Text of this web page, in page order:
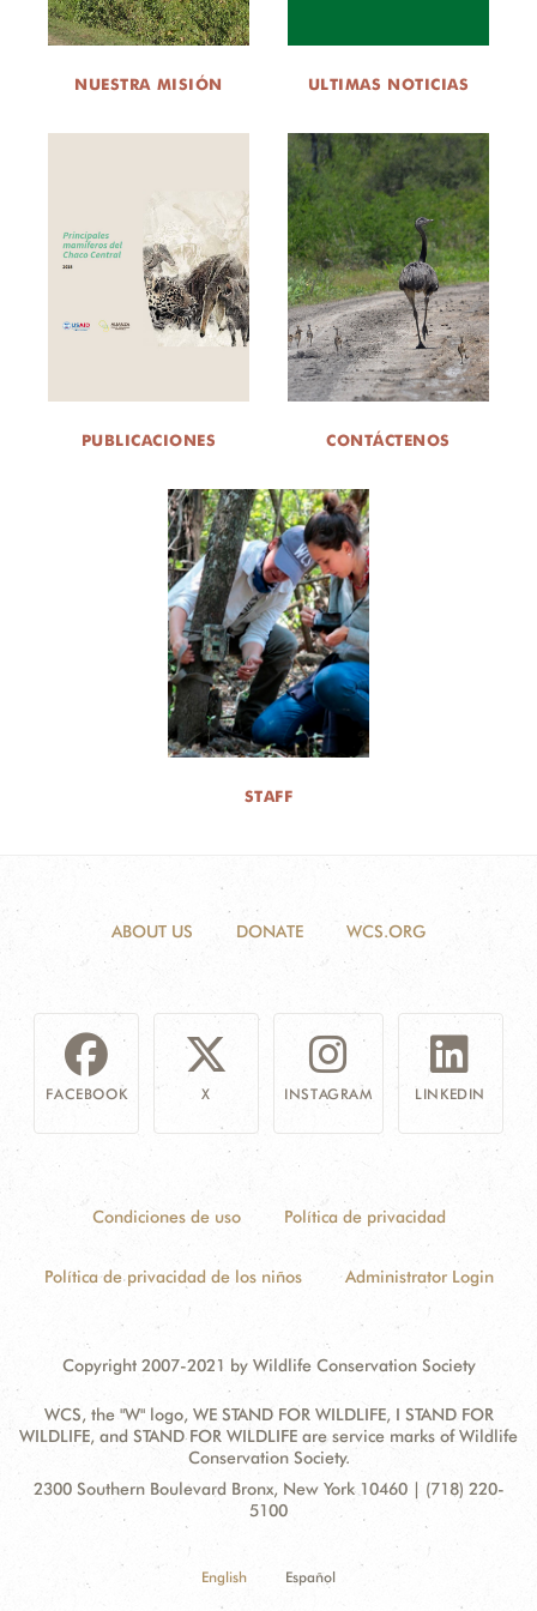
DONA
NUESTRA MISIÓN ULTIMAS NOTICIAS
PUBLICACIONES CONTÁCTENOS
STAFF
ABOUT US DONATE WCS.ORG
FACEBOOK X INSTAGRAM LINKEDIN
Condiciones de uso Política de privacidad
Política de privacidad de los niños Administrator Login
Copyright 2007-2021 by Wildlife Conservation Society
WCS, the "W" logo, WE STAND FOR WILDLIFE, I STAND FOR
WILDLIFE, and STAND FOR WILDLIFE are service marks of Wildlife
Conservation Society.
Contact
Address:
2300 Southern Boulevard Bronx, New York 10460 | (718) 220-
5100
English Español